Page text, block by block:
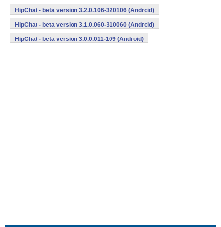
HipChat - beta version 3.2.0.106-320106 (Android)
HipChat - beta version 3.1.0.060-310060 (Android)
HipChat - beta version 3.0.0.011-109 (Android)